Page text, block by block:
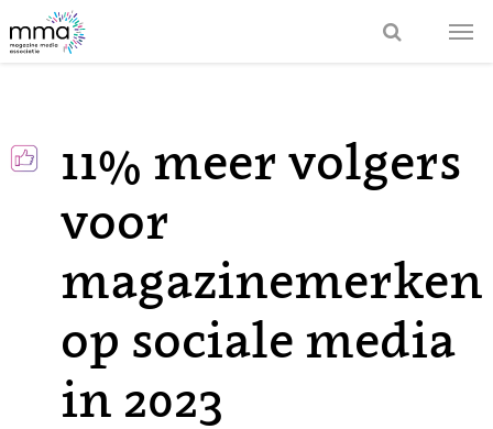
11% meer volgers
voor
magazinemerken
op sociale media
in 2023